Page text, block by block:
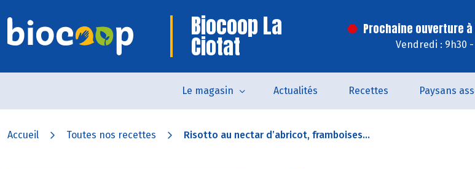
Biocoop La
Ciotat
Prochaine ouverture
Vendredi : 9h30 -
Le magasin Actualités Recettes Paysans
Accueil Toutes nos recettes Risotto au nectar d’abricot, framboises...